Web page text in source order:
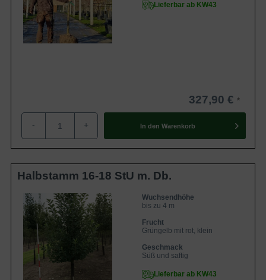
Lieferbar ab KW43
327,90 €
- + In den Warenkorb
Halbstamm 16-18 StU m. Db.
Wuchsendhöhe
bis zu 4 m
Frucht
Grüngelb mit rot, klein
Geschmack
Süß und saftig
Lieferbar ab KW43